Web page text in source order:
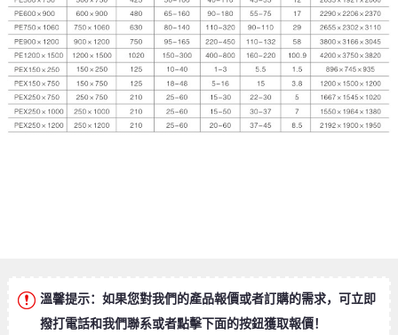
溫馨提示：如果您對我們的產品報價或者訂購的需求，可立即
撥打電話和我們聯系或者點擊下面的按鈕獲取報價！